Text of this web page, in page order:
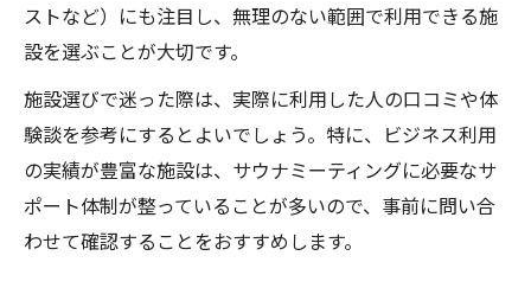
ストなど）にも注目し、無理のない範囲で利用できる施
設を選ぶことが大切です。
施設選びで迷った際は、実際に利用した人の口コミや体
験談を参考にするとよいでしょう。特に、ビジネス利用
の実績が豊富な施設は、サウナミーティングに必要なサ
ポート体制が整っていることが多いので、事前に問い合
わせて確認することをおすすめします。